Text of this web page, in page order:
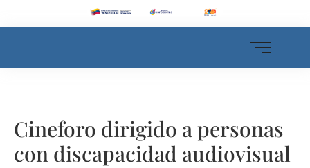
Cineforo dirigido a personas
con discapacidad audiovisual